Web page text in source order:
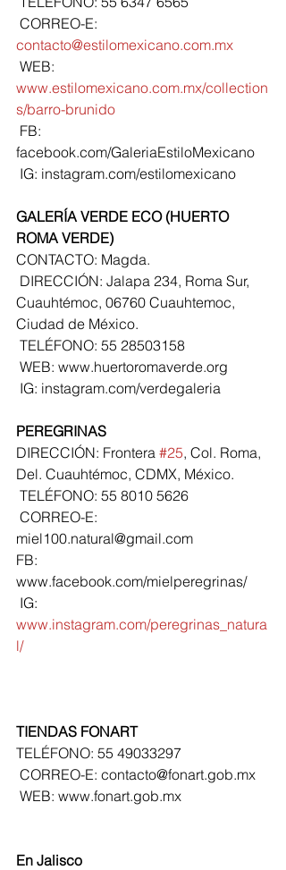
CORREO-E:
contacto@estilomexicano.com.mx
WEB:
www.estilomexicano.com.mx/collection
s/barro-brunido
facebook.com/GaleriaEstiloMexicano
IG: instagram.com/estilomexicano
GALERÍA VERDE ECO (HUERTO
ROMA VERDE)
CONTACTO: Magda.
Cuauhtémoc, 06760 Cuauhtemoc,
Ciudad de México.
TELÉFONO: 55 28503158
WEB: www.huertoromaverde.org
IG: instagram.com/verdegaleria
PEREGRINAS
DIRECCIÓN: Frontera #25, Col. Roma,
Del. Cuauhtémoc, CDMX, México.
TELÉFONO: 55 8010 5626
miel100.natural@gmail.com
FB:
www.facebook.com/mielperegrinas/
IG:
www.instagram.com/peregrinas_natura
l/
TIENDAS FONART
TELÉFONO: 55 49033297
CORREO-E: contacto@fonart.gob.mx
WEB: www.fonart.gob.mx
En Jalisco